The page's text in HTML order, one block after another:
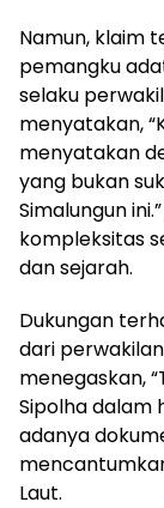
Namun, klaim
pemangku
selaku
menyatakan,
menyatakan
yang bukan
Simalungun
kompleksitas
dan sejarah.
Dukungan
dari
menegaskan,
Sipolha dalam
adanya
Laut.